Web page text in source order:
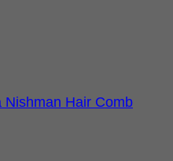
Nishman Hair Comb